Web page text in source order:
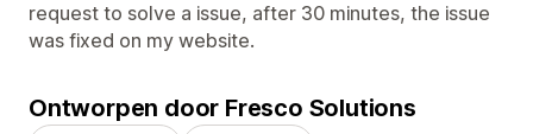
request to solve a issue, after 30 minutes, the issue
was fixed on my website.
Ontworpen door Fresco Solutions